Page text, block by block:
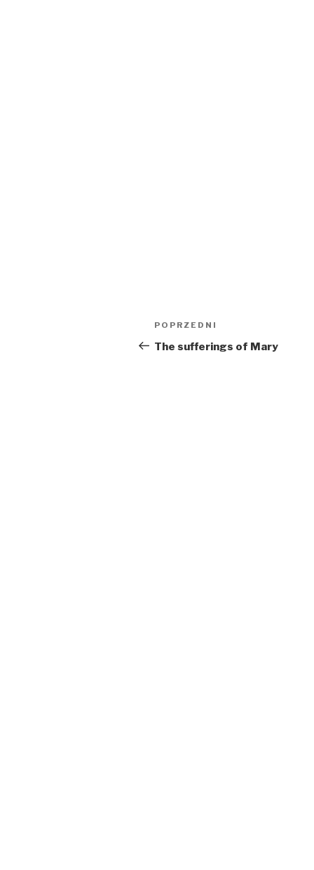
Nawigacja
wpisu
Poprzedni
wpis
POPRZEDNI
The sufferings of Mary